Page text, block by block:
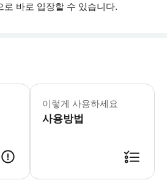
로 바로 입장할 수 있습니다.
▶ 꼭 알아두세요 * 투어 시작 시간은
이렇게 사용하세요
사용방법